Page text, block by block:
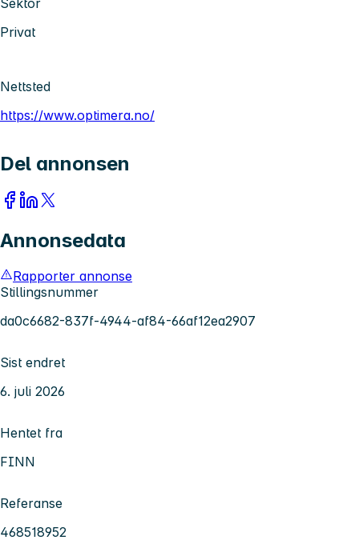
Privat
Nettsted
https://www.optimera.no/
Del annonsen
Annonsedata
Rapporter annonse
Stillingsnummer
da0c6682-837f-4944-af84-66af12ea2907
Sist endret
6. juli 2026
Hentet fra
FINN
Referanse
468518952